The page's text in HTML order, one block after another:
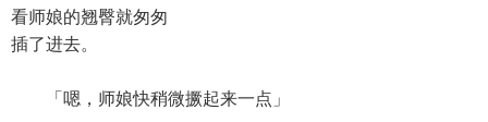
看师娘的翘臀就匆匆
插了进去。
「嗯，师娘快稍微撅起来一点」